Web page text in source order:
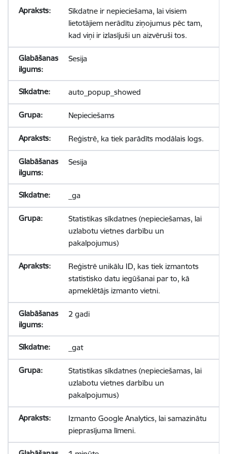
Sīkdatne ir nepieciešama, lai visiem
lietotājiem nerādītu ziņojumus pēc tam,
kad viņi ir izlasījuši un aizvēruši tos.
Sesija
auto_popup_showed
Nepieciešams
Reģistrē, ka tiek parādīts modālais logs.
Sesija
_ga
Statistikas sīkdatnes (nepieciešamas, lai
uzlabotu vietnes darbību un
pakalpojumus)
Reģistrē unikālu ID, kas tiek izmantots
statistisko datu iegūšanai par to, kā
apmeklētājs izmanto vietni.
2 gadi
_gat
Statistikas sīkdatnes (nepieciešamas, lai
uzlabotu vietnes darbību un
pakalpojumus)
Izmanto Google Analytics, lai samazinātu
pieprasījuma līmeni.